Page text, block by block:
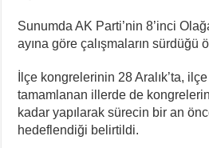
Sunumda AK Parti’nin 8’inci
ayına göre çalışmaların sürdüğü
İlçe kongrelerinin 28 Aralık’ta,
tamamlanan illerde de kongrelerin
kadar yapılarak sürecin bir an
hedeflendiği belirtildi.